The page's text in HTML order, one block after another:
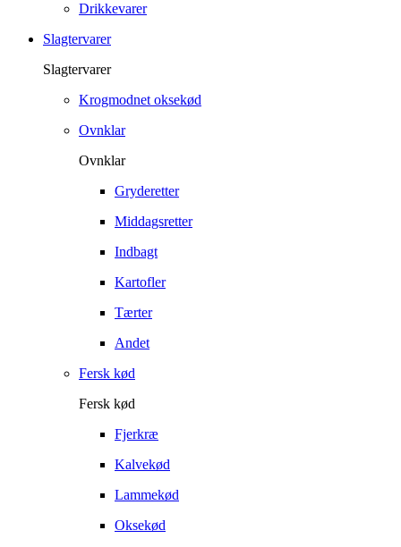
Drikkevarer
Slagtervarer
Slagtervarer
Krogmodnet oksekød
Ovnklar
Ovnklar
Gryderetter
Middagsretter
Indbagt
Kartofler
Tærter
Andet
Fersk kød
Fersk kød
Fjerkræ
Kalvekød
Lammekød
Oksekød